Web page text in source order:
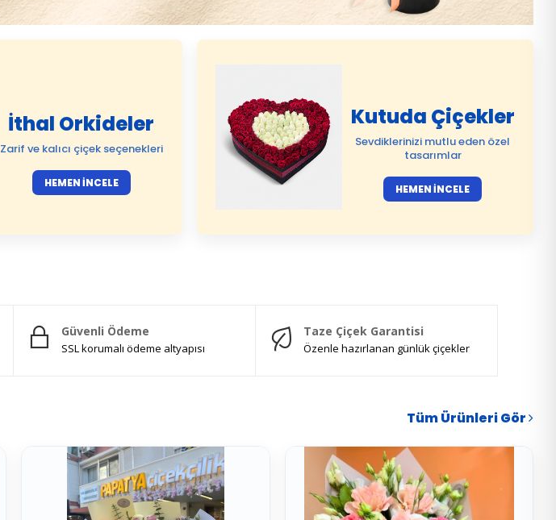
İthal Orkideler
Zarif ve kalıcı çiçek seçenekleri
HEMEN İNCELE
Kutuda Çiçekler
Sevdiklerinizi mutlu eden özel
tasarımlar
HEMEN İNCELE
Güvenli Ödeme
SSL korumalı ödeme altyapısı
Taze Çiçek Garantisi
Özenle hazırlanan günlük çiçekler
Tüm Ürünleri Gör